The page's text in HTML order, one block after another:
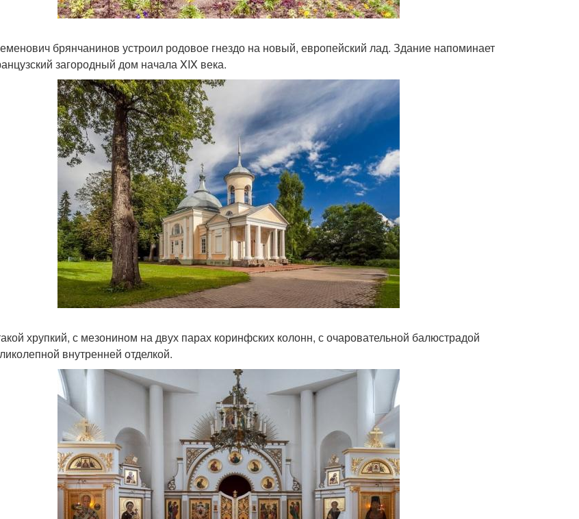
брянчанинов устроил родовое гнездо на новый, европейский лад. Здание напоминает
загородный дом начала XIX века.
хрупкий, с мезонином на двух парах коринфских колонн, с очаровательной балюстрадой
внутренней отделкой.